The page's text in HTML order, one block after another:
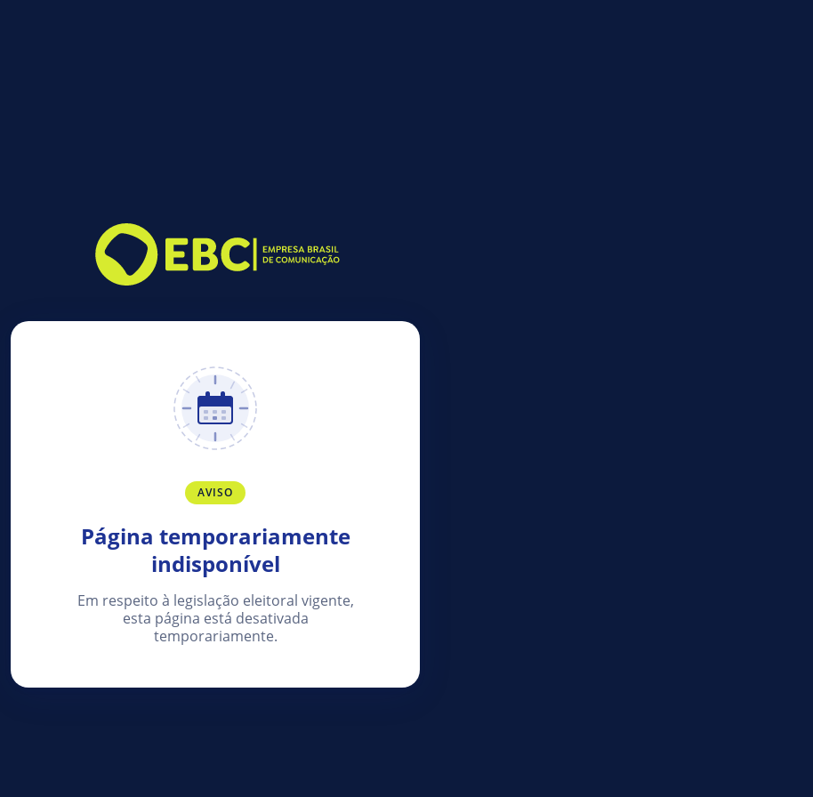
AVISO
Página temporariamente
indisponível
Em respeito à legislação eleitoral vigente,
esta página está desativada
temporariamente.